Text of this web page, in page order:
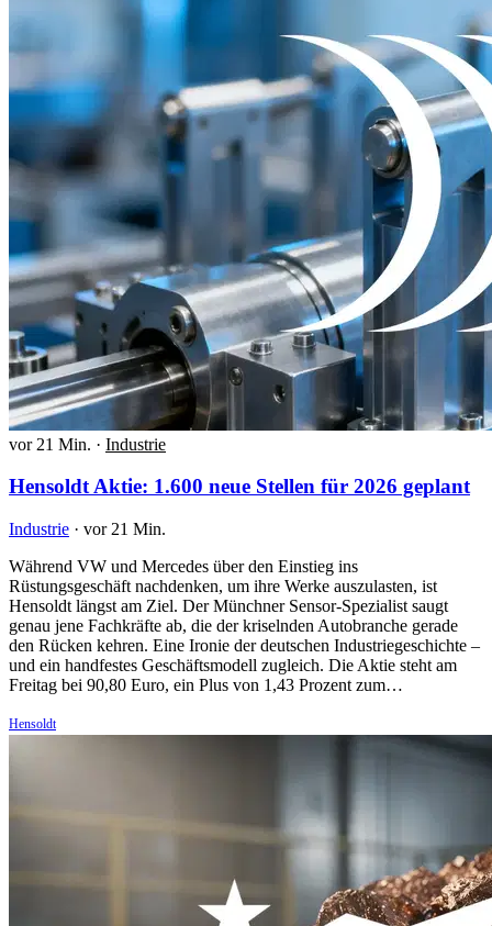
vor 21 Min. · Industrie
Hensoldt Aktie: 1.600 neue Stellen für 2026 geplant
Industrie · vor 21 Min.
Während VW und Mercedes über den Einstieg ins
Rüstungsgeschäft nachdenken, um ihre Werke auszulasten, ist
Hensoldt längst am Ziel. Der Münchner Sensor-Spezialist saugt
genau jene Fachkräfte ab, die der kriselnden Autobranche gerade
den Rücken kehren. Eine Ironie der deutschen Industriegeschichte –
und ein handfestes Geschäftsmodell zugleich. Die Aktie steht am
Freitag bei 90,80 Euro, ein Plus von 1,43 Prozent zum…
Hensoldt